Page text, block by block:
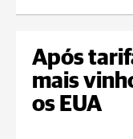
Após
mais
os EUA